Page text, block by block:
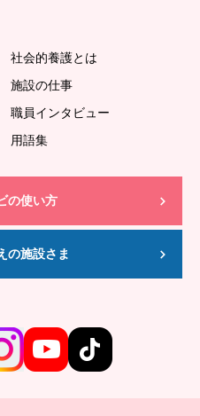
社会的養護とは
施設の仕事
職員インタビュー
用語集
の使い方
の施設さま